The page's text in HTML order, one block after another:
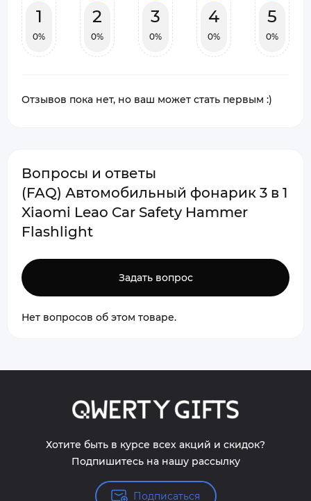
1
0%
2
0%
3
0%
4
0%
5
0%
Отзывов пока нет, но ваш может стать первым :)
Вопросы и ответы
(FAQ) Автомобильный фонарик 3 в 1
Xiaomi Leao Car Safety Hammer
Flashlight
Задать вопрос
Нет вопросов об этом товаре.
Хотите быть в курсе всех акций и скидок?
Подпишитесь на нашу рассылку
Подписаться